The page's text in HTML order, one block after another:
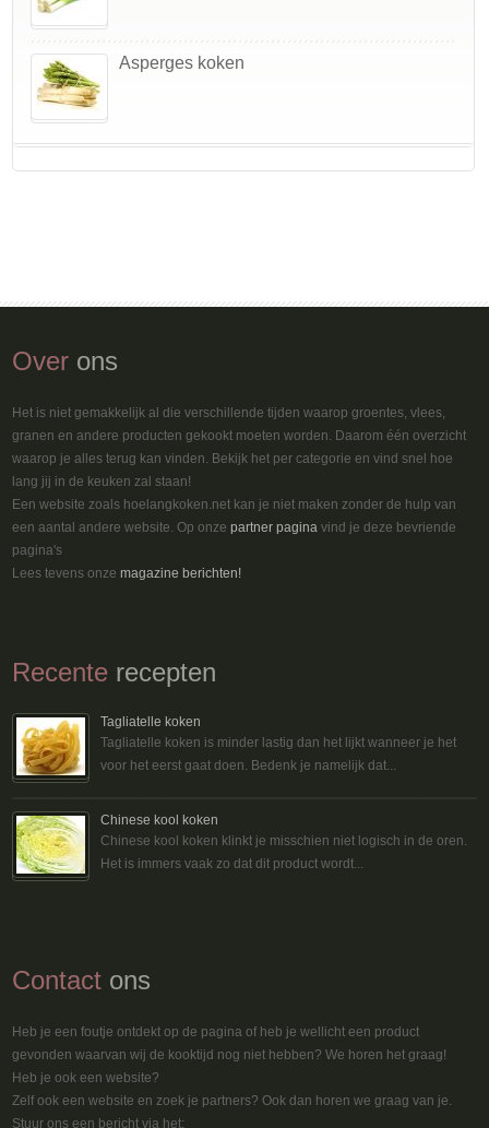
Asperges koken
Over ons
Het is niet gemakkelijk al die verschillende tijden waarop groentes, vlees,
granen en andere producten gekookt moeten worden. Daarom één overzicht
waarop je alles terug kan vinden. Bekijk het per categorie en vind snel hoe
lang jij in de keuken zal staan!
Een website zoals hoelangkoken.net kan je niet maken zonder de hulp van
een aantal andere website. Op onzepartner pagina vind je deze bevriende
pagina's
Lees tevens onzemagazine berichten!
Recente recepten
Tagliatelle koken
Tagliatelle koken is minder lastig dan het lijkt wanneer je het
voor het eerst gaat doen. Bedenk je namelijk dat...
Chinese kool koken
Chinese kool koken klinkt je misschien niet logisch in de oren.
Het is immers vaak zo dat dit product wordt...
Contact ons
Heb je een foutje ontdekt op de pagina of heb je wellicht een product
gevonden waarvan wij de kooktijd nog niet hebben? We horen het graag!
Heb je ook een website?
Zelf ook een website en zoek je partners? Ook dan horen we graag van je.
Stuur ons een bericht via het: